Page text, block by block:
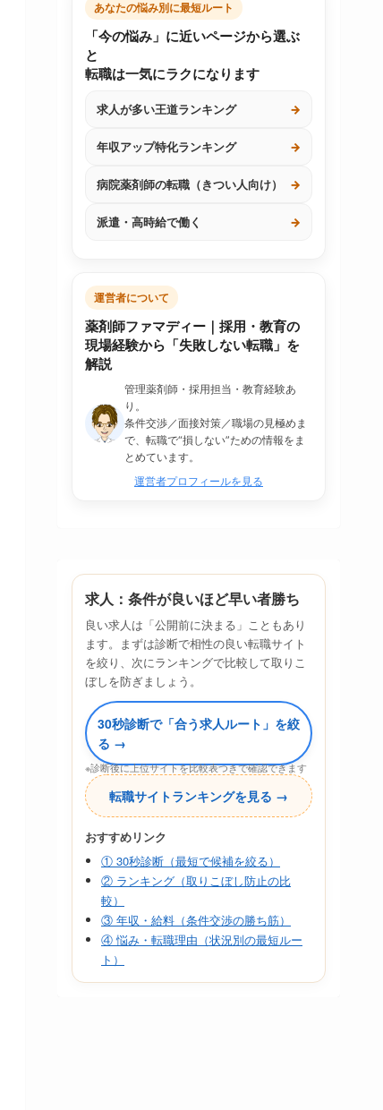
あなたの悩み別に最短ルート
「今の悩み」に近いページから選ぶ
と
転職は一気にラクになります
求人が多い王道ランキング →
年収アップ特化ランキング →
病院薬剤師の転職（きつい人向け） →
派遣・高時給で働く →
運営者について
薬剤師ファマディー｜採用・教育の
現場経験から「失敗しない転職」を
解説
管理薬剤師・採用担当・教育経験あ
り。
条件交渉／面接対策／職場の見極めま
で、転職で“損しない”ための情報をま
とめています。
運営者プロフィールを見る
求人：条件が良いほど早い者勝ち
良い求人は「公開前に決まる」こともあり
ます。まずは診断で相性の良い転職サイト
を絞り、次にランキングで比較して取りこ
ぼしを防ぎましょう。
30秒診断で「合う求人ルート」を絞
る →
※診断後に上位サイトを比較表つきで確認できます
転職サイトランキングを見る →
おすすめリンク
① 30秒診断（最短で候補を絞る）
② ランキング（取りこぼし防止の比
較）
③ 年収・給料（条件交渉の勝ち筋）
④ 悩み・転職理由（状況別の最短ルー
ト）